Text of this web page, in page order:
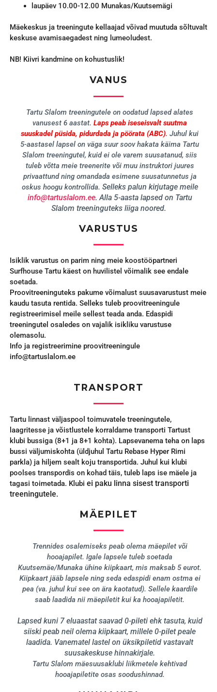
laupäev 10.00-12.00 Munakas/Kuutsemägi
Mäekeskus ja treeningute kellaajad võivad muutuda sõltuvalt
keskuse avamisaegadest ning lumeoludest.
NB! Kiivri kandmine on kohustuslik!
VANUS
Tartu Slalom treeningutele on oodatud lapsed alates
vanusest 6 aastat. Laps peab iseseisvalt suutma
suuskadel püsida, pidurdada ja pöörata (ABC). Juhul kui
5-aastasel lapsel on väga suur soov hakata käima Tartu
Slalom treeningutel, kuid ei ole varem suusatanud, siis
tuleb võtta meie treenerite või muu instruktori juures
privaattund ning omandada esimene suusatunnetus ja
oskus hoogu kontrollida. Selleks palun kirjutage meile
info@tartuslalom.ee. Alla 5-aasta lapsed on Tartu
Slalom treeninguteks liiga noored.
VARUSTUS
Isiklik varustus on parim ning meie koostööpartneri
Surfhouse Tartu käest on huvilistel võimalik see endale
soetada.
Proovitreeninguteks pakume võimalust suusavarustust meie
kaudu tasuta rentida. Selleks tuleb proovitreeningule
registreerimisel meile sellest teada anda. Edaspidi
treeningutel osaledes on vajalik isikliku varustuse
olemasolu.
Info ja registreerimine proovitreeningule
info@tartuslalom.ee
TRANSPORT
Tartu linnast väljaspool toimuvatele treeningutele,
laagritesse ja võistlustele korraldame transporti Tartust
klubi bussiga (8+1 ja 8+1 kohta). Lapsevanema teha on laps
bussi väljumiskohta (üldjuhul Tartu Rebase Hyper Rimi
parkla) ja hiljem sealt koju transportida. Juhul kui klubi
poolses transpordis on kohad täis, tuleb laps ise mäele ja
tagasi toimetada. Klubi ei paku linna sisest transporti
treeningutele.
MÄEPILET
Trennides osalemiseks peab olema mäepilet või
hooajapilet. Igale lapsele tuleb soetada
Kuutsemäe/Munaka ühine kiipkaart, mis maksab 5 eurot.
Kiipkaart jääb lapsele ning seda edaspidi enam ostma ei
pea (va. juhul kui see on ära kaotatud). Sellele kaardile
saab laadida nii mäepiletit kui ka hooajapiletit.
Lapsed kuni 7 eluaastat saavad 0-pileti ehk tasuta, kuid
siiski peab neil olema kiipkaart, millele 0-pilet peale
laadida. Vanematel lastel on üksikpiletid vastavalt
suusakeskuse hinnakirjale.
Tartu Slalom mäesuusaklubi liikmetele kehtivad
hooajapiletite osas soodushinnad.